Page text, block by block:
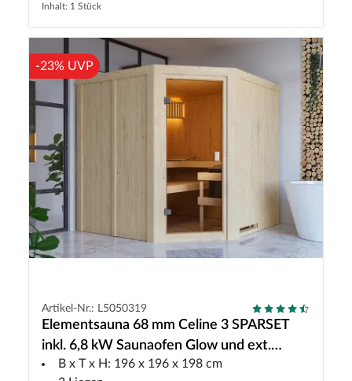
Inhalt: 1 Stück
-23% UVP
Artikel-Nr.: L5050319
Elementsauna 68 mm Celine 3 SPARSET
inkl. 6,8 kW Saunaofen Glow und ext.
Steuerung
B x T x H: 196 x 196 x 198 cm